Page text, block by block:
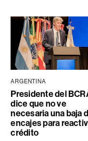
ARGENTINA
Presidente del
dice que no ve
necesaria una baja
encajes para
crédito